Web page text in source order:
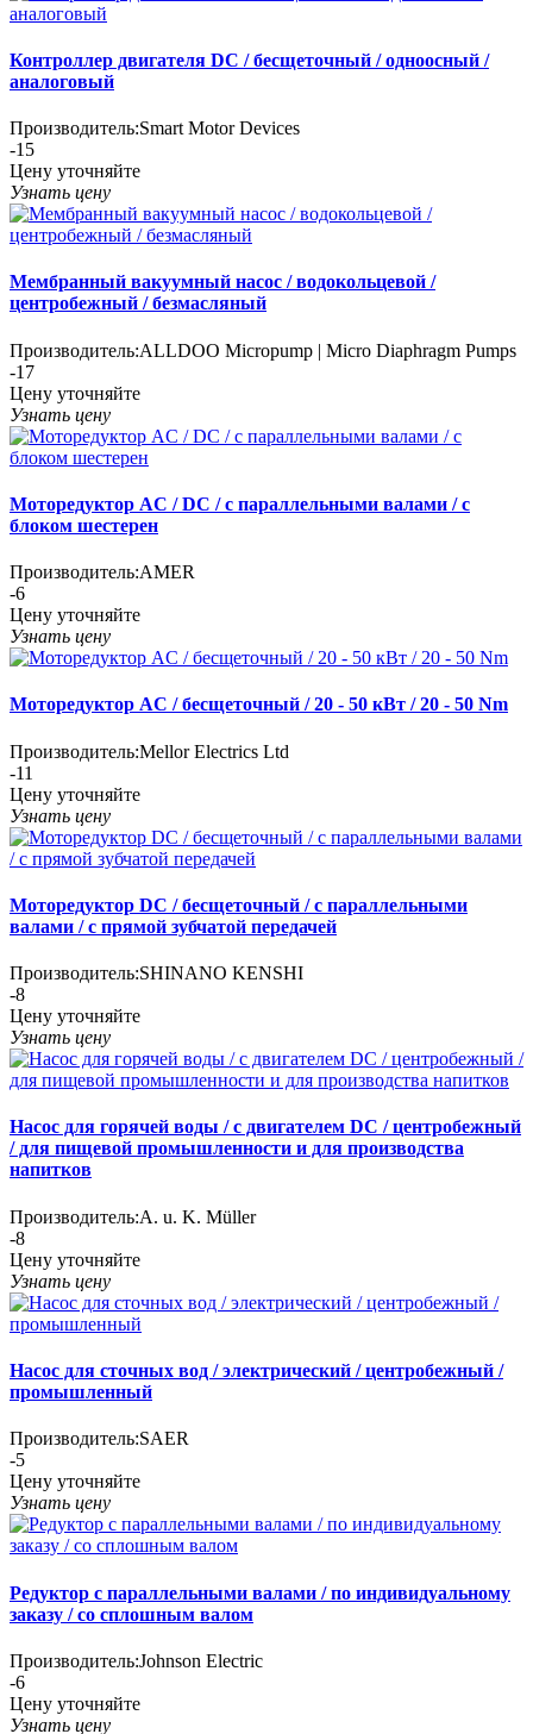
Контроллер двигателя DC / бесщеточный / одноосный /
аналоговый
Производитель:Smart Motor Devices
-15
Цену уточняйте
Узнать цену
Мембранный вакуумный насос / водокольцевой /
центробежный / безмасляный
Производитель:ALLDOO Micropump | Micro Diaphragm Pumps
-17
Цену уточняйте
Узнать цену
Моторедуктор AC / DC / с параллельными валами / с
блоком шестерен
Производитель:AMER
-6
Цену уточняйте
Узнать цену
Моторедуктор AC / бесщеточный / 20 - 50 кВт / 20 - 50 Nm
Производитель:Mellor Electrics Ltd
-11
Цену уточняйте
Узнать цену
Моторедуктор DC / бесщеточный / с параллельными
валами / с прямой зубчатой передачей
Производитель:SHINANO KENSHI
-8
Цену уточняйте
Узнать цену
Насос для горячей воды / с двигателем DC / центробежный
/ для пищевой промышленности и для производства
напитков
Производитель:A. u. K. Müller
-8
Цену уточняйте
Узнать цену
Насос для сточных вод / электрический / центробежный /
промышленный
Производитель:SAER
-5
Цену уточняйте
Узнать цену
Редуктор с параллельными валами / по индивидуальному
заказу / со сплошным валом
Производитель:Johnson Electric
-6
Цену уточняйте
Узнать цену